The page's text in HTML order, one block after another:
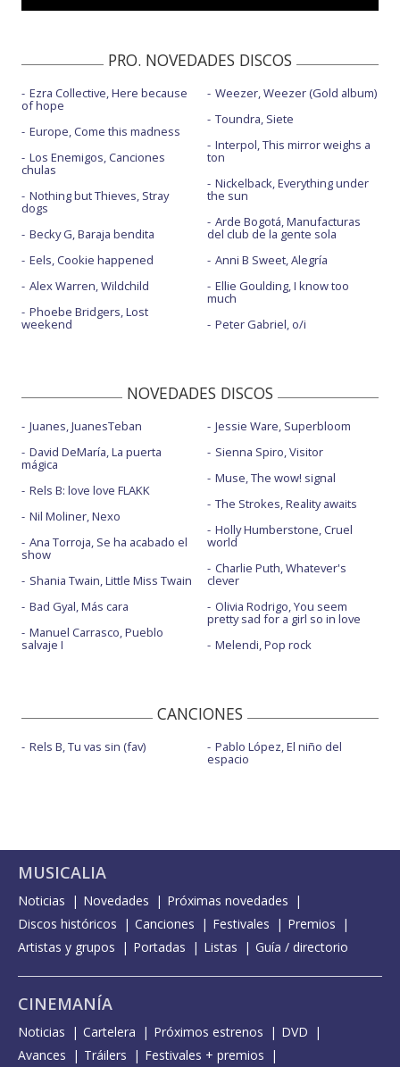
PRO. NOVEDADES DISCOS
Ezra Collective, Here because
of hope
Europe, Come this madness
Los Enemigos, Canciones
chulas
Nothing but Thieves, Stray
dogs
Becky G, Baraja bendita
Eels, Cookie happened
Alex Warren, Wildchild
Phoebe Bridgers, Lost
weekend
Weezer, Weezer (Gold album)
Toundra, Siete
Interpol, This mirror weighs a
ton
Nickelback, Everything under
the sun
Arde Bogotá, Manufacturas
del club de la gente sola
Anni B Sweet, Alegría
Ellie Goulding, I know too
much
Peter Gabriel, o/i
NOVEDADES DISCOS
Juanes, JuanesTeban
David DeMaría, La puerta
mágica
Rels B: love love FLAKK
Nil Moliner, Nexo
Ana Torroja, Se ha acabado el
show
Shania Twain, Little Miss Twain
Bad Gyal, Más cara
Manuel Carrasco, Pueblo
salvaje I
Jessie Ware, Superbloom
Sienna Spiro, Visitor
Muse, The wow! signal
The Strokes, Reality awaits
Holly Humberstone, Cruel
world
Charlie Puth, Whatever's
clever
Olivia Rodrigo, You seem
pretty sad for a girl so in love
Melendi, Pop rock
CANCIONES
Rels B, Tu vas sin (fav) Pablo López, El niño del
espacio
MUSICALIA
Noticias Novedades
Próximas novedades
Discos históricos
Canciones Festivales
Premios
Artistas y grupos
Portadas Listas Guía / directorio
CINEMANÍA
Noticias Cartelera Próximos estrenos
DVD
Avances
Tráilers Festivales + premios